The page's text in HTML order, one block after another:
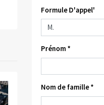
Formule D'appel'
Prénom *
Nom de famille *